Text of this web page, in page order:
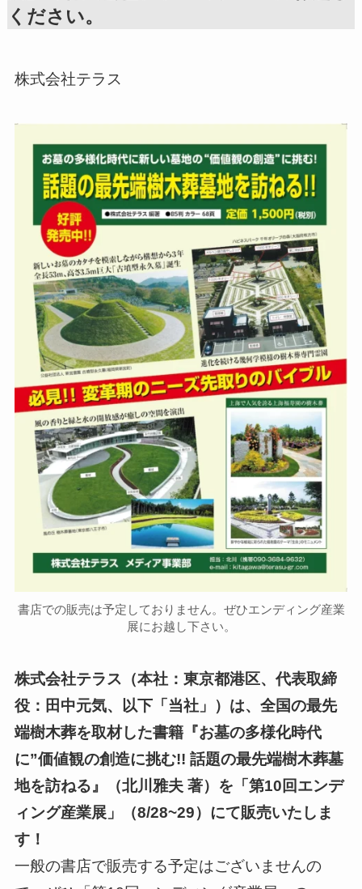
ください。
株式会社テラス
書店での販売は予定しておりません。ぜひエンディング産業
展にお越し下さい。
株式会社テラス（本社：東京都港区、代表取締
役：田中元気、以下「当社」）は、全国の最先
端樹木葬を取材した書籍『お墓の多様化時代
に”価値観の創造に挑む!! 話題の最先端樹木葬墓
地を訪ねる』（北川雅夫 著）を「第10回エンデ
ィング産業展」（8/28~29）にて販売いたしま
す！
一般の書店で販売する予定はございませんの